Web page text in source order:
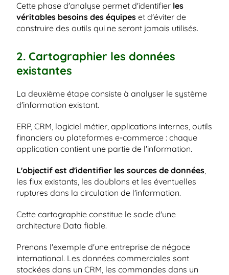
Cette phase d'analyse permet d'identifier les
véritables besoins des équipes et d'éviter de
construire des outils qui ne seront jamais utilisés.
2. Cartographier les données
existantes
La deuxième étape consiste à analyser le système
d'information existant.
ERP, CRM, logiciel métier, applications internes, outils
financiers ou plateformes e-commerce : chaque
application contient une partie de l'information.
L'objectif est d'identifier les sources de données,
les flux existants, les doublons et les éventuelles
ruptures dans la circulation de l'information.
Cette cartographie constitue le socle d'une
architecture Data fiable.
Prenons l'exemple d'une entreprise de négoce
international. Les données commerciales sont
stockées dans un CRM, les commandes dans un